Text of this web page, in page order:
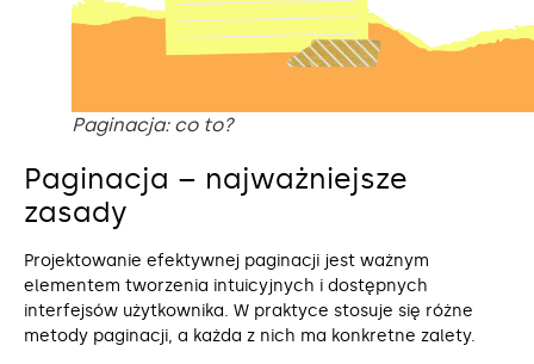
Paginacja: co to?
Paginacja – najważniejsze
zasady
Projektowanie efektywnej paginacji jest ważnym
elementem tworzenia intuicyjnych i dostępnych
interfejsów użytkownika. W praktyce stosuje się różne
metody paginacji, a każda z nich ma konkretne zalety.